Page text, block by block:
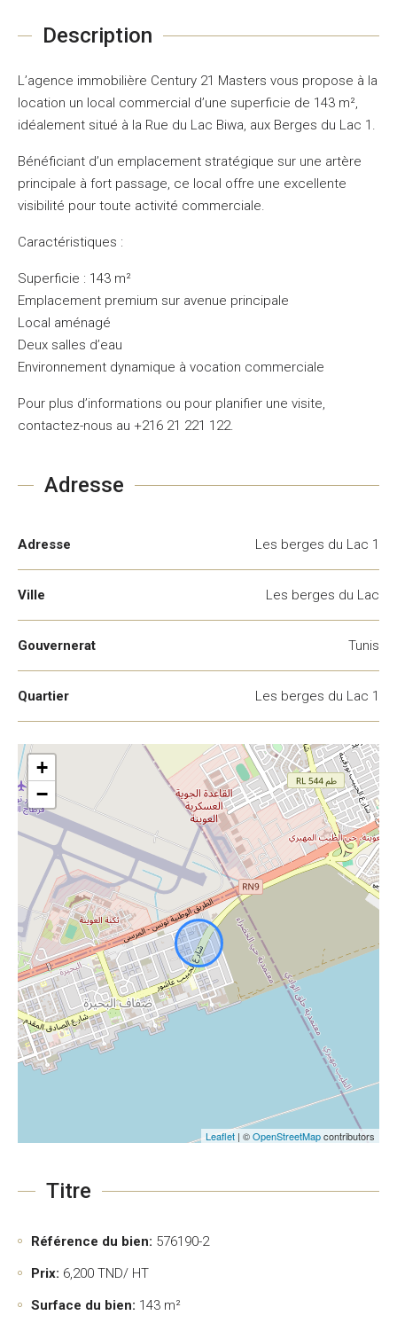
Description
L’agence immobilière Century 21 Masters vous propose à la
location un local commercial d’une superficie de 143 m²,
idéalement situé à la Rue du Lac Biwa, aux Berges du Lac 1.
Bénéficiant d’un emplacement stratégique sur une artère
principale à fort passage, ce local offre une excellente
visibilité pour toute activité commerciale.
Caractéristiques :
Superficie : 143 m²
Emplacement premium sur avenue principale
Local aménagé
Deux salles d’eau
Environnement dynamique à vocation commerciale
Pour plus d’informations ou pour planifier une visite,
contactez-nous au +216 21 221 122.
Adresse
Adresse Les berges du Lac 1
Ville Les berges du Lac
Gouvernerat Tunis
Quartier Les berges du Lac 1
+
−
Leaflet | ©OpenStreetMapcontributors
Titre
Référence du bien: 576190-2
Prix: 6,200 TND/ HT
Surface du bien: 143 m²